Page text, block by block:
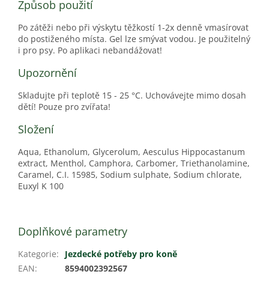
Způsob použití
Po zátěži nebo při výskytu těžkostí 1-2x denně vmasírovat
do postiženého místa. Gel lze smývat vodou. Je použitelný
i pro psy. Po aplikaci nebandážovat!
Upozornění
Skladujte při teplotě 15 - 25 °C. Uchovávejte mimo dosah
dětí! Pouze pro zvířata!
Složení
Aqua, Ethanolum, Glycerolum, Aesculus Hippocastanum
extract, Menthol, Camphora, Carbomer, Triethanolamine,
Caramel, C.I. 15985, Sodium sulphate, Sodium chlorate,
Euxyl K 100
Doplňkové parametry
Kategorie:
Jezdecké potřeby pro koně
EAN: 8594002392567